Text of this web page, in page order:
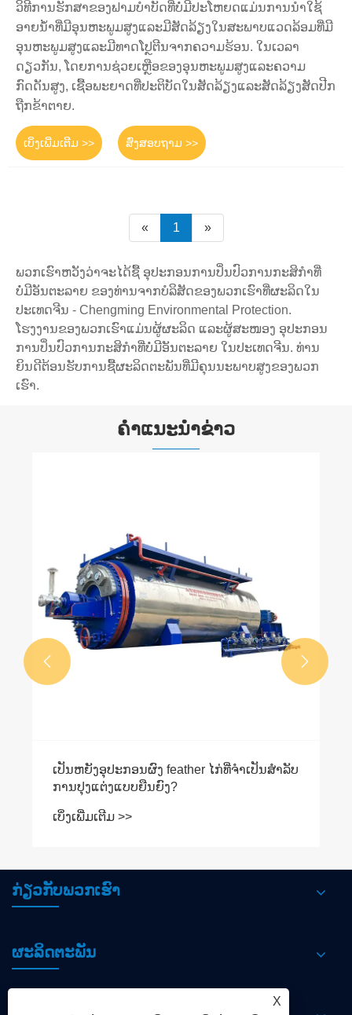
ວິທີການຮັກສາຂອງຟາມບໍາບັດທີ່ບໍ່ມີປະໂຫຍດແມ່ນການນໍາໃຊ້
ອາຍນ້ໍາທີ່ມີອຸນຫະພູມສູງແລະມີສັດລ້ຽງໃນສະພາບແວດລ້ອມທີ່ມີ
ອຸນຫະພູມສູງແລະມີທາດໂປຼຕີນຈາກຄວາມຮ້ອນ. ໃນເວລາ
ດຽວກັນ, ໂດຍການຊ່ວຍເຫຼືອຂອງອຸນຫະພູມສູງແລະຄວາມ
ກົດດັນສູງ, ເຊື້ອພະຍາດທີ່ປະຕິບັດໃນສັດລ້ຽງແລະສັດລ້ຽງສັດປີກ
ຖືກຂ້າຕາຍ.
ເບິ່ງເພີ່ມເຕີມ >> ສົ່ງສອບຖາມ >>
« 1 »
ພວກເຮົາຫວັງວ່າຈະໄດ້ຊື້ ອຸປະກອນການປິ່ນປົວການກະສິກໍາທີ່
ບໍ່ມີອັນຕະລາຍ ຂອງທ່ານຈາກບໍລິສັດຂອງພວກເຮົາທີ່ຜະລິດໃນ
ປະເທດຈີນ - Chengming Environmental Protection.
ໂຮງງານຂອງພວກເຮົາແມ່ນຜູ້ຜະລິດ ແລະຜູ້ສະໜອງ ອຸປະກອນ
ການປິ່ນປົວການກະສິກໍາທີ່ບໍ່ມີອັນຕະລາຍ ໃນປະເທດຈີນ. ທ່ານ
ຍິນດີຕ້ອນຮັບການຊື້ຜະລິດຕະພັນທີ່ມີຄຸນນະພາບສູງຂອງພວກ
ເຮົາ.
ຄໍາແນະນໍາຂ່າວ
ເປັນຫຍັງອຸປະກອນຜົງ feather ໄກ່ທີ່ຈໍາເປັນສໍາລັບ
ການປຸງແຕ່ງແບບຍືນຍົງ?
ເບິ່ງເພີ່ມເຕີມ >>
 
ກ່ຽວກັບພວກເຮົາ
ຜະລິດຕະພັນ
X